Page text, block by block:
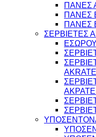
ΠΑΝΕΣ
ΠΑΝΕΣ
ΠΑΝΕΣ
ΣΕΡΒΙΕΤΕΣ